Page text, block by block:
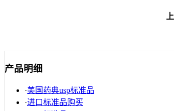
产品明细
·美国药典usp标准品
·进口标准品购买